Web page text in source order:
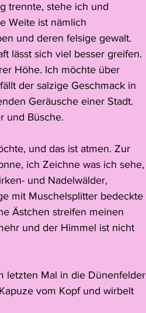
Heeb Juri Schmidhauser
trennte, stehe ich und
Weite ist nämlich
und deren felsige gewalt.
lässt sich viel besser greifen.
Höhe. Ich möchte über
der salzige Geschmack in
Geräusche einer Stadt.
und Büsche.
und das ist atmen. Zur
ich Zeichne was ich sehe,
und Nadelwälder,
mit Muschelsplitter bedeckte
Ästchen streifen meinen
und der Himmel ist nicht
letzten Mal in die Dünenfelder
vom Kopf und wirbelt